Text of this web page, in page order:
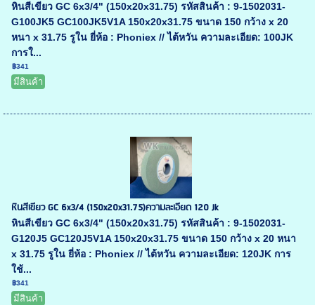
หินสีเขียว GC 6x3/4" (150x20x31.75) รหัสสินค้า : 9-1502031-
G100JK5 GC100JK5V1A 150x20x31.75 ขนาด 150 กว้าง x 20
หนา x 31.75 รูใน ยี่ห้อ : Phoniex // ไต้หวัน ความละเอียด: 100JK
การใ...
฿341
มีสินค้า
หินสีเขียว GC 6x3/4 (150x20x31.75)ความละเอียด 120 Jk
หินสีเขียว GC 6x3/4" (150x20x31.75) รหัสสินค้า : 9-1502031-
G120J5 GC120J5V1A 150x20x31.75 ขนาด 150 กว้าง x 20 หนา
x 31.75 รูใน ยี่ห้อ : Phoniex // ไต้หวัน ความละเอียด: 120JK การ
ใช้...
฿341
มีสินค้า